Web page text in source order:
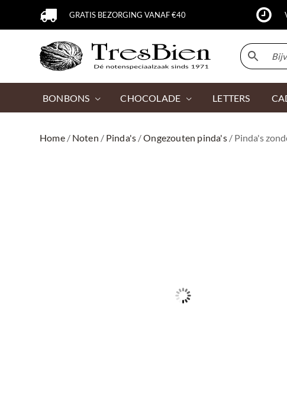
GRATIS BEZORGING VANAF €40
BONBONS CHOCOLADE LETTERS
Home/ Noten / Pinda's /Ongezouten pinda's/ Pinda's